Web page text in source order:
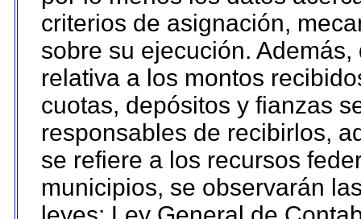
criterios de asignación,
sobre su ejecución.
relativa a los montos
cuotas, depósitos y fianzas
responsables de recibirlos,
se refiere a los recursos
municipios, se observarán